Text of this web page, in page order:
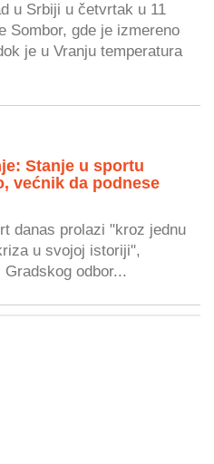
u Srbiji u četvrtak u 11
Sombor, gde je izmereno
je u Vranju temperatura
Stanje u sportu
većnik da podnese
danas prolazi "kroz jednu
u svojoj istoriji",
odbor...